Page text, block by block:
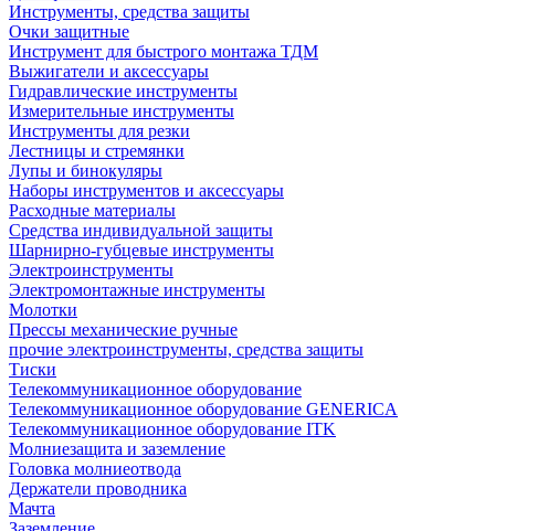
Инструменты, средства защиты
Очки защитные
Инструмент для быстрого монтажа ТДМ
Выжигатели и аксессуары
Гидравлические инструменты
Измерительные инструменты
Инструменты для резки
Лестницы и стремянки
Лупы и бинокуляры
Наборы инструментов и аксессуары
Расходные материалы
Средства индивидуальной защиты
Шарнирно-губцевые инструменты
Электроинструменты
Электромонтажные инструменты
Молотки
Прессы механические ручные
прочие электроинструменты, средства защиты
Тиски
Телекоммуникационное оборудование
Телекоммуникационное оборудование GENERICA
Телекоммуникационное оборудование ITK
Молниезащита и заземление
Головка молниеотвода
Держатели проводника
Мачта